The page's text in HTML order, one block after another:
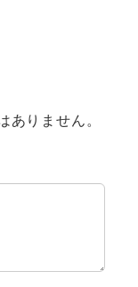
りません。